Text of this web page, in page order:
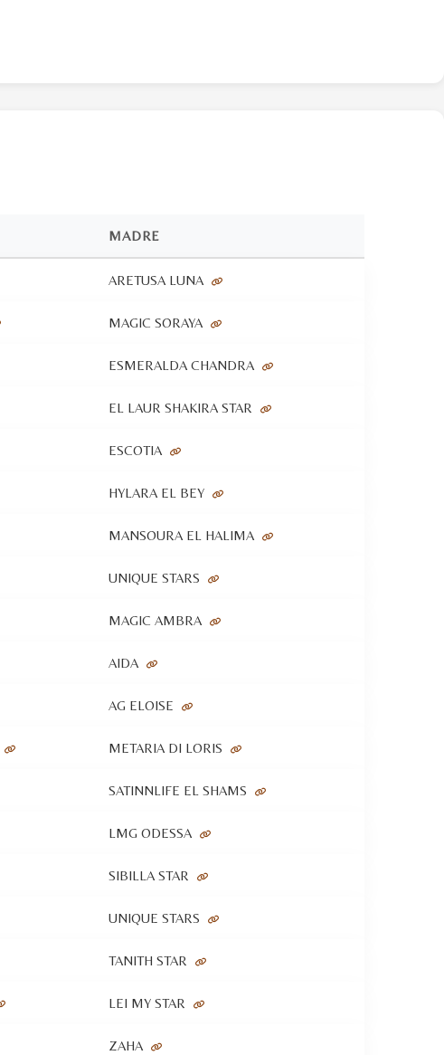
MADRE
ARETUSA LUNA
MAGIC SORAYA
ESMERALDA CHANDRA
EL LAUR SHAKIRA STAR
ESCOTIA
HYLARA EL BEY
MANSOURA EL HALIMA
UNIQUE STARS
MAGIC AMBRA
AIDA
AG ELOISE
METARIA DI LORIS
SATINNLIFE EL SHAMS
LMG ODESSA
SIBILLA STAR
UNIQUE STARS
TANITH STAR
LEI MY STAR
ZAHA